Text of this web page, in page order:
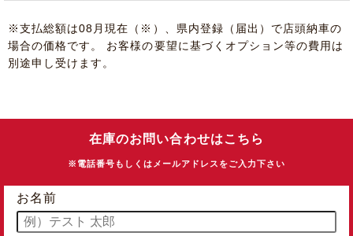
※⽀払総額は08⽉現在（※）、県内登録（届出）で店頭納⾞の
場合の価格です。 お客様の要望に基づくオプション等の費⽤は
別途申し受けます。
在庫のお問い合わせはこちら
※電話番号もしくはメールアドレスをご入力下さい
お名前